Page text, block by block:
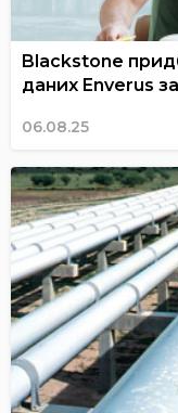
Blackstone
даних Enverus
06.08.25